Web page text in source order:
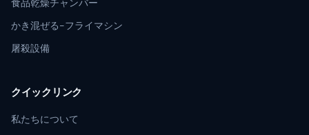
食品乾燥チャンバー
かき混ぜる-フライマシン
屠殺設備
クイックリンク
私たちについて